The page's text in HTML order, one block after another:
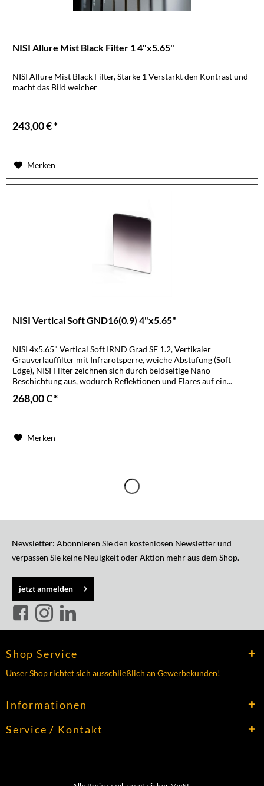
NISI Allure Mist Black Filter 1 4"x5.65"
NISI Allure Mist Black Filter, Stärke 1 Verstärkt den Kontrast und
macht das Bild weicher
243,00 € *
Merken
NISI Vertical Soft GND16(0.9) 4"x5.65"
NISI 4x5.65" Vertical Soft IRND Grad SE 1.2, Vertikaler
Grauverlauffilter mit Infrarotsperre, weiche Abstufung (Soft
Edge), NISI Filter zeichnen sich durch beidseitige Nano-
Beschichtung aus, wodurch Reflektionen und Flares auf ein...
268,00 € *
Merken
Newsletter: Abonnieren Sie den kostenlosen Newsletter und
verpassen Sie keine Neuigkeit oder Aktion mehr aus dem Shop.
jetzt anmelden
Shop Service
Unser Shop richtet sich ausschließlich an Gewerbekunden!
Informationen
Service / Kontakt